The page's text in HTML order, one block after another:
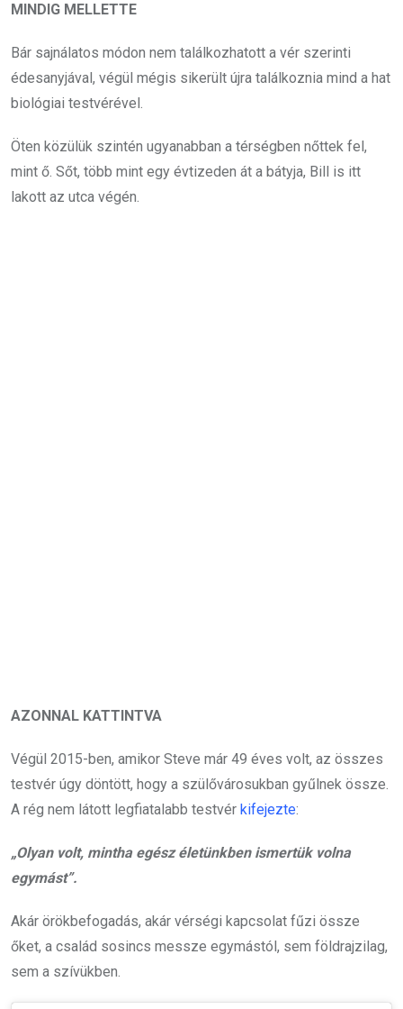
MINDIG MELLETTE
Bár sajnálatos módon nem találkozhatott a vér szerinti
édesanyjával, végül mégis sikerült újra találkoznia mind a hat
biológiai testvérével.
Öten közülük szintén ugyanabban a térségben nőttek fel,
mint ő. Sőt, több mint egy évtizeden át a bátyja, Bill is itt
lakott az utca végén.
AZONNAL KATTINTVA
Végül 2015-ben, amikor Steve már 49 éves volt, az összes
testvér úgy döntött, hogy a szülővárosukban gyűlnek össze.
A rég nem látott legfiatalabb testvér kifejezte:
„Olyan volt, mintha egész életünkben ismertük volna
egymást”.
Akár örökbefogadás, akár vérségi kapcsolat fűzi össze
őket, a család sosincs messze egymástól, sem földrajzilag,
sem a szívükben.